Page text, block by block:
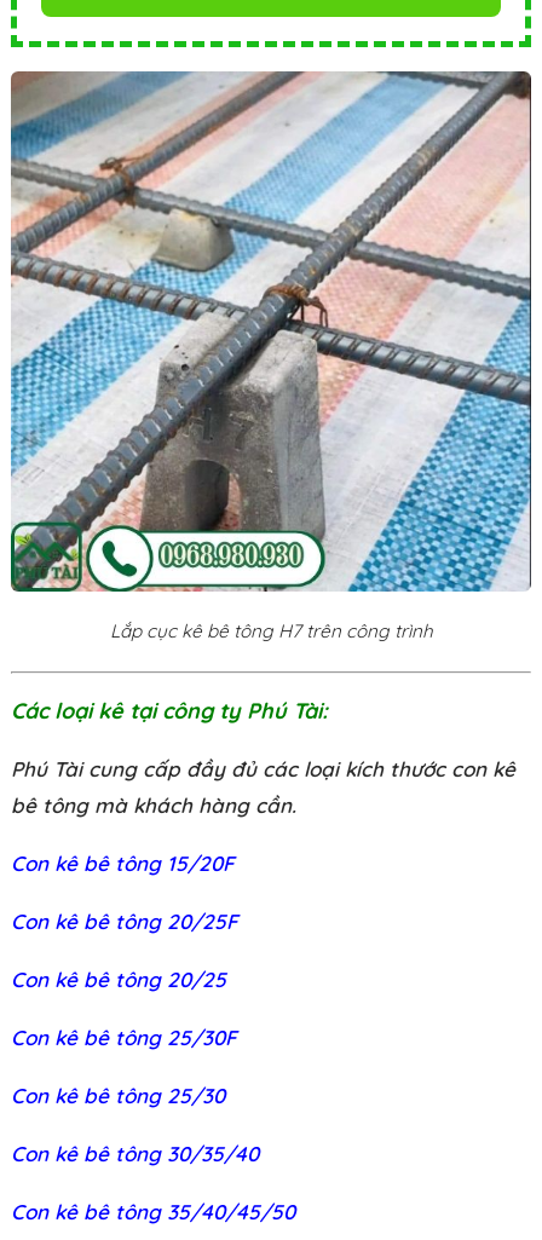
Lắp cục kê bê tông H7 trên công trình
Các loại kê tại công ty Phú Tài:
Phú Tài cung cấp đầy đủ các loại kích thước con kê
bê tông mà khách hàng cần.
Con kê bê tông 15/20F
Con kê bê tông 20/25F
Con kê bê tông 20/25
Con kê bê tông 25/30F
Con kê bê tông 25/30
Con kê bê tông 30/35/40
Con kê bê tông 35/40/45/50